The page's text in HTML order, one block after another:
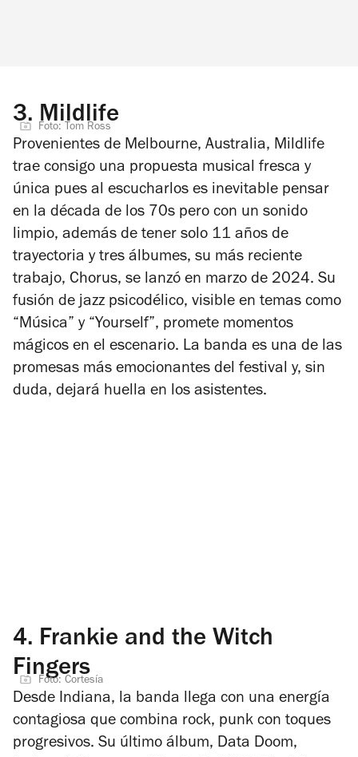
3. Mildlife
Foto: Tom Ross
Provenientes de Melbourne, Australia, Mildlife
trae consigo una propuesta musical fresca y
única pues al escucharlos es inevitable pensar
en la década de los 70s pero con un sonido
limpio, además de tener solo 11 años de
trayectoria y tres álbumes, su más reciente
trabajo, Chorus, se lanzó en marzo de 2024. Su
fusión de jazz psicodélico, visible en temas como
“Música” y “Yourself”, promete momentos
mágicos en el escenario. La banda es una de las
promesas más emocionantes del festival y, sin
duda, dejará huella en los asistentes.
4. Frankie and the Witch
Fingers
Foto: Cortesía
Desde Indiana, la banda llega con una energía
contagiosa que combina rock, punk con toques
progresivos. Su último álbum, Data Doom,